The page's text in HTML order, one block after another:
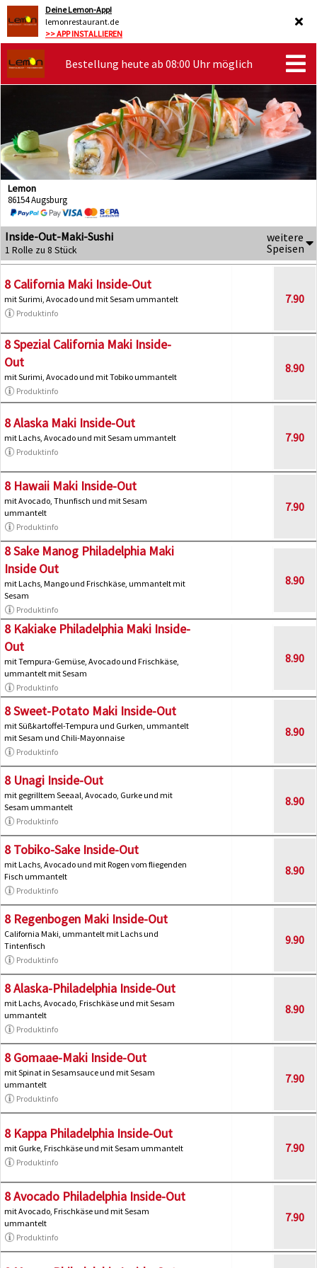
Deine Lemon-App!
lemonrestaurant.de
>> APP INSTALLIEREN
Bestellung heute ab 08:00 Uhr möglich
Lemon
86154 Augsburg
Inside-Out-Maki-Sushi
1 Rolle zu 8 Stück
weitere
Speisen
8 California Maki Inside-Out
mit Surimi, Avocado und mit Sesam ummantelt
Produktinfo
7.90
8 Spezial California Maki Inside-
Out
mit Surimi, Avocado und mit Tobiko ummantelt
Produktinfo
8.90
8 Alaska Maki Inside-Out
mit Lachs, Avocado und mit Sesam ummantelt
Produktinfo
7.90
8 Hawaii Maki Inside-Out
mit Avocado, Thunfisch und mit Sesam
ummantelt
Produktinfo
7.90
8 Sake Manog Philadelphia Maki
Inside Out
mit Lachs, Mango und Frischkäse, ummantelt mit
Sesam
Produktinfo
8.90
8 Kakiake Philadelphia Maki Inside-
Out
mit Tempura-Gemüse, Avocado und Frischkäse,
ummantelt mit Sesam
Produktinfo
8.90
8 Sweet-Potato Maki Inside-Out
mit Süßkartoffel-Tempura und Gurken, ummantelt
mit Sesam und Chili-Mayonnaise
Produktinfo
8.90
8 Unagi Inside-Out
mit gegrilltem Seeaal, Avocado, Gurke und mit
Sesam ummantelt
Produktinfo
8.90
8 Tobiko-Sake Inside-Out
mit Lachs, Avocado und mit Rogen vom fliegenden
Fisch ummantelt
Produktinfo
8.90
8 Regenbogen Maki Inside-Out
California Maki, ummantelt mit Lachs und
Tintenfisch
Produktinfo
9.90
8 Alaska-Philadelphia Inside-Out
mit Lachs, Avocado, Frischkäse und mit Sesam
ummantelt
Produktinfo
8.90
8 Gomaae-Maki Inside-Out
mit Spinat in Sesamsauce und mit Sesam
ummantelt
Produktinfo
7.90
8 Kappa Philadelphia Inside-Out
mit Gurke, Frischkäse und mit Sesam ummantelt
Produktinfo
7.90
8 Avocado Philadelphia Inside-Out
mit Avocado, Frischkäse und mit Sesam
ummantelt
Produktinfo
7.90